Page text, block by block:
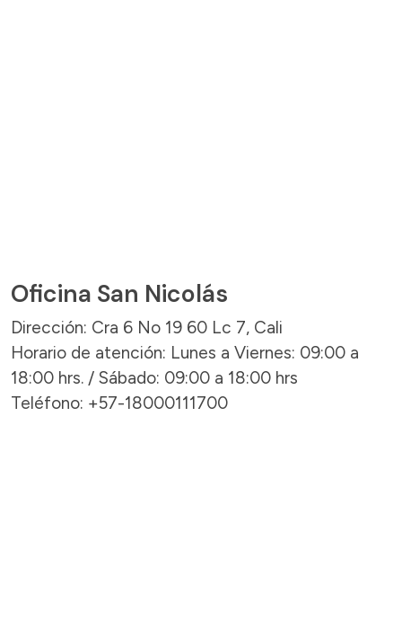
Oficina San Nicolás
Dirección: Cra 6 No 19 60 Lc 7, Cali
Horario de atención: Lunes a Viernes: 09:00 a
18:00 hrs. / Sábado: 09:00 a 18:00 hrs
Teléfono: +57-18000111700